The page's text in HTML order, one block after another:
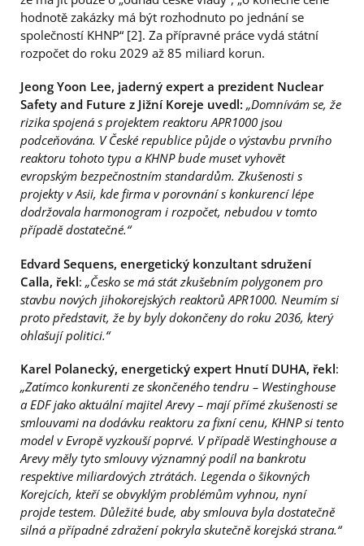
hodnotě zakázky má být rozhodnuto po jednání se
společností KHNP“ [2]. Za přípravné práce vydá státní
rozpočet do roku 2029 až 85 miliard korun.
Jeong Yoon Lee, jaderný expert a prezident Nuclear
Safety and Future z Jižní Koreje uvedl: „Domnívám se, že
rizika spojená s projektem reaktoru APR1000 jsou
podceňována. V České republice půjde o výstavbu prvního
reaktoru tohoto typu a KHNP bude muset vyhovět
evropským bezpečnostním standardům. Zkušenosti s
projekty v Asii, kde firma v porovnání s konkurencí lépe
dodržovala harmonogram i rozpočet, nebudou v tomto
případě dostatečné.“
Edvard Sequens, energetický konzultant sdružení
Calla, řekl: „Česko se má stát zkušebním polygonem pro
stavbu nových jihokorejských reaktorů APR1000. Neumím si
proto představit, že by byly dokončeny do roku 2036, který
ohlašují politici.“
Karel Polanecký, energetický expert Hnutí DUHA, řekl:
„Zatímco konkurenti ze skončeného tendru – Westinghouse
a EDF jako aktuální majitel Arevy – mají přímé zkušenosti se
smlouvami na dodávku reaktoru za fixní cenu, KHNP si tento
model v Evropě vyzkouší poprvé. V případě Westinghouse a
Arevy měly tyto smlouvy významný podíl na bankrotu
respektive miliardových ztrátách. Legenda o šikovných
Korejcích, kteří se obvyklým problémům vyhnou, nyní
projde testem. Důležité bude, aby smlouva byla dostatečně
silná a případné zdražení pokryla skutečně korejská strana.“